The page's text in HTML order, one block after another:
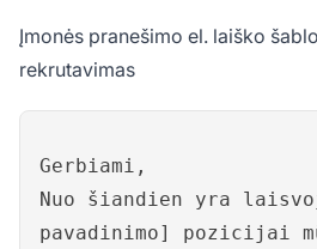
Įmonės pranešimo el. laiško
rekrutavimas
Gerbiami,
Nuo šiandien yra
pavadinimo] pozicijai